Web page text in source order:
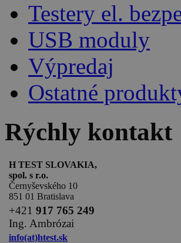
Testery el.
USB moduly
Výpredaj
Ostatné
Rýchly kontakt
H TEST SLOVAKIA,
spol. s r.o.
Černyševského 10
851 01 Bratislava
+421 917 765 249
Ing. Ambrózai
info(at)htest.sk